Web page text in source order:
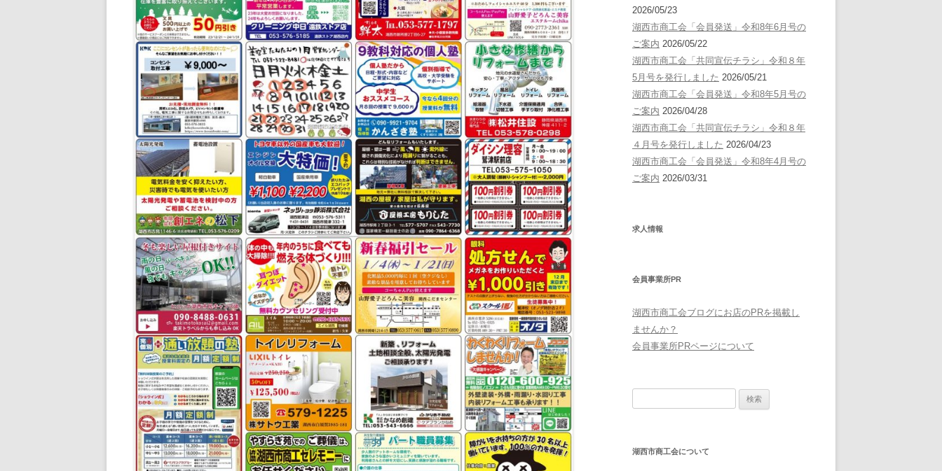
2026/05/23
湖西市商工会「会員発送」令和8年6月号の
ご案内 2026/05/22
湖西市商工会「共同宣伝チラシ」令和８年
5月号を発行しました 2026/05/21
湖西市商工会「会員発送」令和8年5月号の
ご案内 2026/04/28
湖西市商工会「共同宣伝チラシ」令和８年
４月号を発行しました 2026/04/23
湖西市商工会「会員発送」令和8年4月号の
ご案内 2026/03/31
求人情報
会員事業所PR
湖西市商工会ブログにお店のPRを掲載し
ませんか？
会員事業所PRページについて
湖西市商工会について